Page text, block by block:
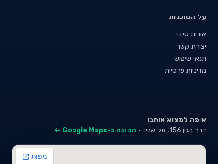
על הסוכנות
אודות סייבי
יצירת קשר
תנאי שימוש
מדיניות פרטיות
איפה למצוא אותנו
דרך בגין 156, תל אביב · הכוונה ב-Google Maps ←